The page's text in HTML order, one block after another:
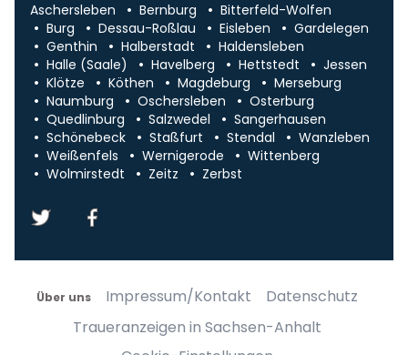
Aschersleben Bernburg
Bitterfeld-Wolfen
Burg
Dessau-Roßlau Eisleben
Gardelegen
Genthin
Halberstadt
Haldensleben
Halle (Saale)
Havelberg Hettstedt
Jessen
Klötze
Köthen Magdeburg
Merseburg
Naumburg
Oschersleben
Osterburg
Quedlinburg
Salzwedel
Sangerhausen
Schönebeck
Staßfurt Stendal
Wanzleben
Weißenfels
Wernigerode
Wittenberg
Wolmirstedt
Zeitz Zerbst
Über uns Impressum/Kontakt
Datenschutz
Traueranzeigen in Sachsen-Anhalt